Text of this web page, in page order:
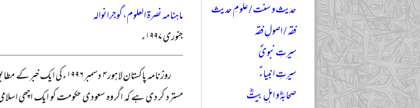
ماہنامہ نصرۃ العلوم، گوجرانوالہ
جنوری ۱۹۹۷ء
روزنامہ پاکستان لاہور
مسترد کر دی ہے کہ اگر وہ سعودی حکومت کو ایک اچھی
حدیث و سنت / علومِ حدیث
فقہ / اصولِ فقہ
سیرتِ نبویؐ
سیرتِ انبیاءؑ
صحابہؓ و اہلِ بیتؓ